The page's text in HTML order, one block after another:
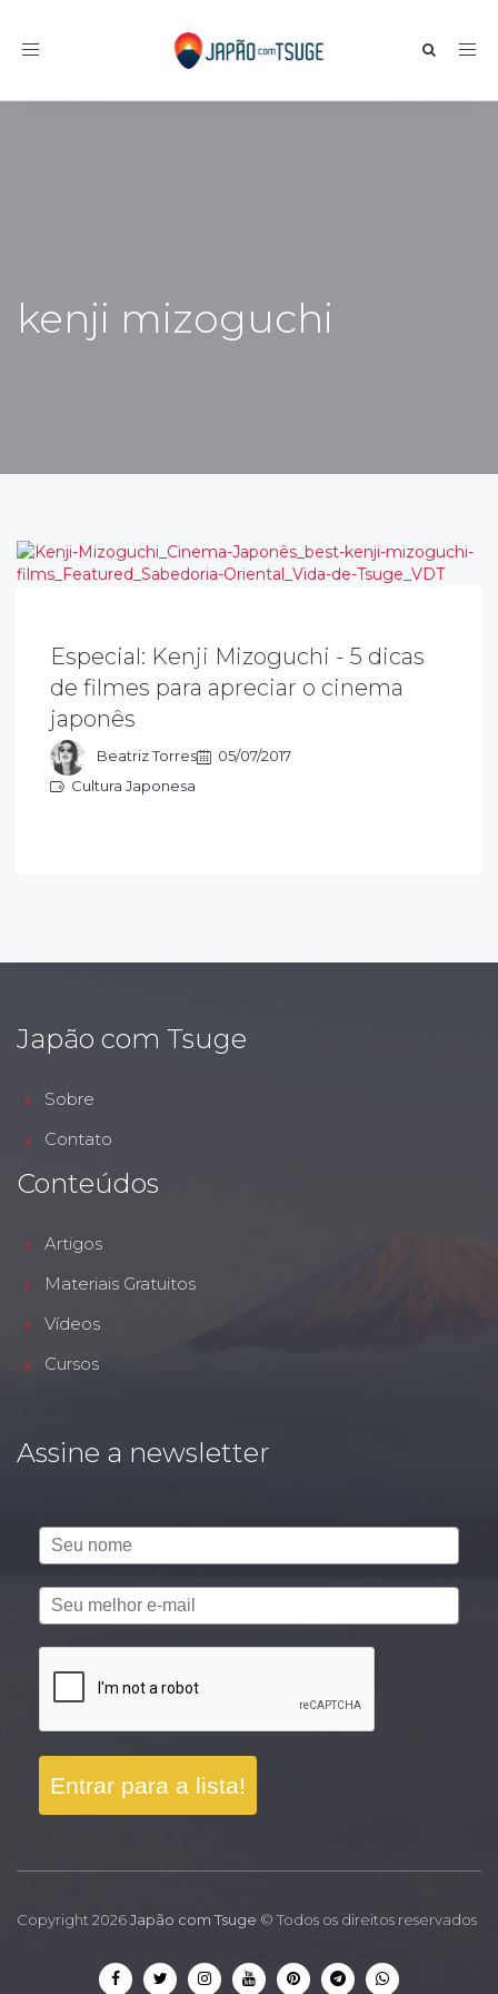
Toggle navigation
kenji mizoguchi
Especial: Kenji Mizoguchi - 5 dicas
de filmes para apreciar o cinema
japonês
Beatriz Torres
05/07/2017
Cultura Japonesa
Mizoguchi dedica sua arte a explorar as
sociais e seus planos (enquadramento
cena), influenciaram cineastas como Akira
Japão com Tsuge
Sobre
Contato
Conteúdos
Artigos
Materiais Gratuitos
Vídeos
Cursos
Assine a newsletter
Entrar para a lista!
Copyright 2026Japão com Tsuge © Todos os direitos reservados